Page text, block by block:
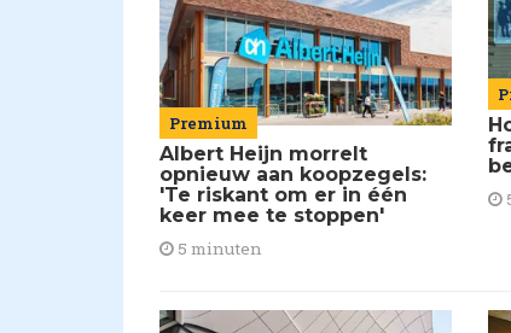
Premium
Albert Heijn morrelt
opnieuw aan koopzegels:
'Te riskant om er in één
keer mee te stoppen'
5 minuten